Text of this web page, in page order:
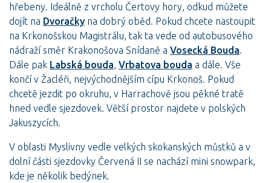
hřebeny. Ideálně z vrcholu Čertovy hory, odkud můžete
dojít na Dvoračky na dobrý oběd. Pokud chcete nastoupit
na Krkonošskou Magistrálu, tak ta vede od autobusového
nádraží směr Krakonošova Snídaně a Vosecká Bouda.
Dále pak Labská bouda, Vrbatova bouda a dále. Vše
končí v Žacléři, nejvýchodnějším cípu Krkonoš. Pokud
chcetě jezdit po okruhu, v Harrachově jsou pěkné tratě
hned vedle sjezdovek. Větší prostor najdete v polských
Jakuszycích.
V oblasti Myslivny vedle velkých skokanských můstků a v
dolní části sjezdovky Červená II se nachází mini snowpark,
kde je několik bedýnek.